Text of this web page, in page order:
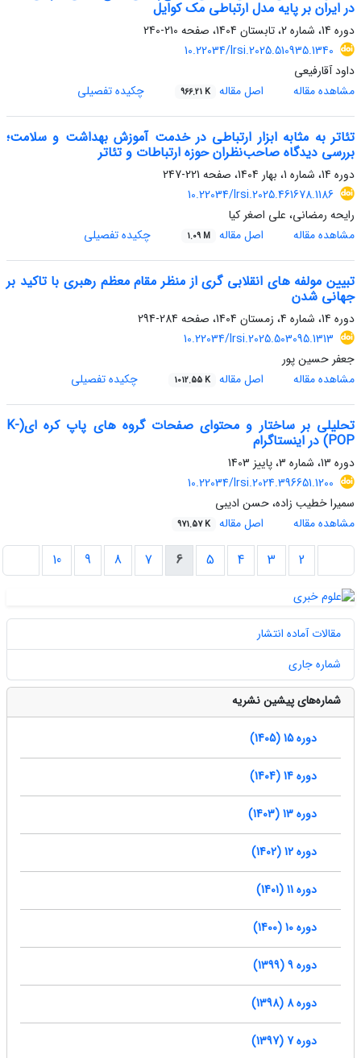
در ایران بر پایه مدل ارتباطی مک کوایل
دوره 14، شماره 2، تابستان 1404، صفحه
210-240
10.22034/lrsi.2025.510935.1340
داود آقارفیعی
مشاهده مقاله
اصل مقاله 966.21 K چکیده تفصیلی
تئاتر به مثابه ابزار ارتباطی در خدمت آموزش بهداشت و سلامت؛
بررسی دیدگاه صاحب‌نظران حوزه ارتباطات و تئاتر
دوره 14، شماره 1، بهار 1404، صفحه
221-247
10.22034/lrsi.2025.461678.1186
رایحه رمضانی، علی اصغر کیا
مشاهده مقاله
اصل مقاله 1.09 M چکیده تفصیلی
تبیین مولفه های انقلابی گری از منظر مقام معظم رهبری با تاکید بر
جهانی شدن
دوره 14، شماره 4، زمستان 1404، صفحه
284-294
10.22034/lrsi.2025.503095.1313
جعفر حسین پور
مشاهده مقاله
اصل مقاله 1012.55 K چکیده تفصیلی
تحلیلی بر ساختار و محتوای صفحات گروه های پاپ کره ای(K-
POP) در اینستاگرام
دوره 13، شماره 3، پاییز 1403
10.22034/lrsi.2024.396651.1200
سمیرا خطیب زاده، حسن ادیبی
مشاهده مقاله
اصل مقاله 971.57 K
2
3
4
5
6
7
8
9
10
مقالات آماده انتشار
شماره جاری
شماره‌های پیشین نشریه
دوره 15 (1405)
دوره 14 (1404)
دوره 13 (1403)
دوره 12 (1402)
دوره 11 (1401)
دوره 10 (1400)
دوره 9 (1399)
دوره 8 (1398)
دوره 7 (1397)